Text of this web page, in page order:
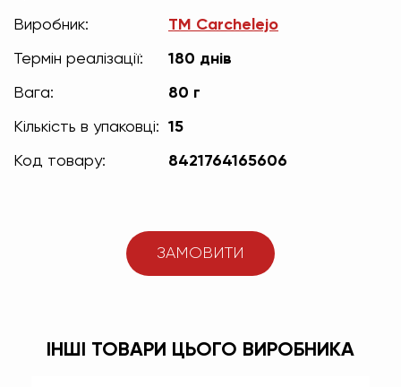
Виробник: TM Carchelejo
Термін реалізації: 180 днів
Вага: 80 г
Кількість в упаковці: 15
Код товару: 8421764165606
ЗАМОВИТИ
ІНШІ ТОВАРИ ЦЬОГО ВИРОБНИКА